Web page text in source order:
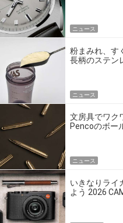
ニュース
粉まみれ、す
長柄のステン
ニュース
文房具でワク
Pencoのボー
ニュース
いきなりライ
よう 2026